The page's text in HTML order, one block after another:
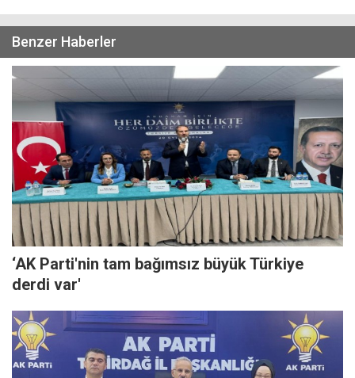
Benzer Haberler
‘AK Parti'nin tam bağımsız büyük Türkiye
derdi var'